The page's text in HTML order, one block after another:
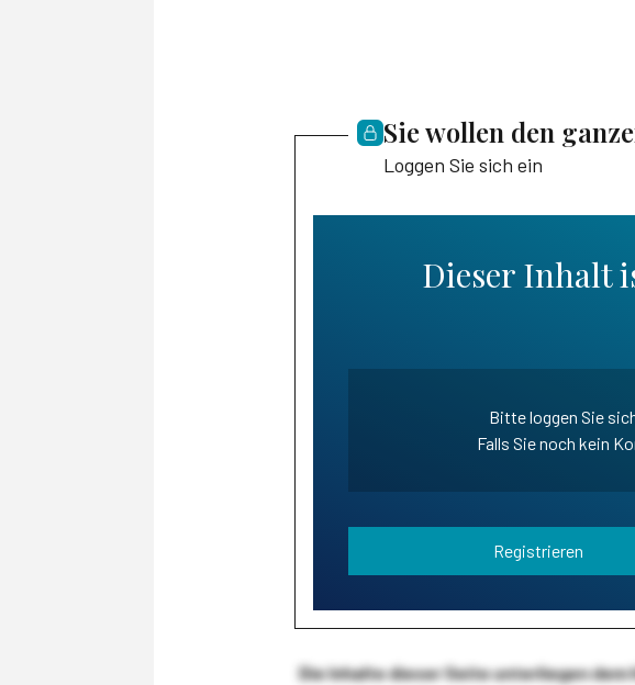
Sie wollen den
Loggen Sie sich ein
Dieser Inhalt
Bitte loggen Sie
Falls Sie noch kein
Registrieren
Die Inhalte dieser Seite unterliegen